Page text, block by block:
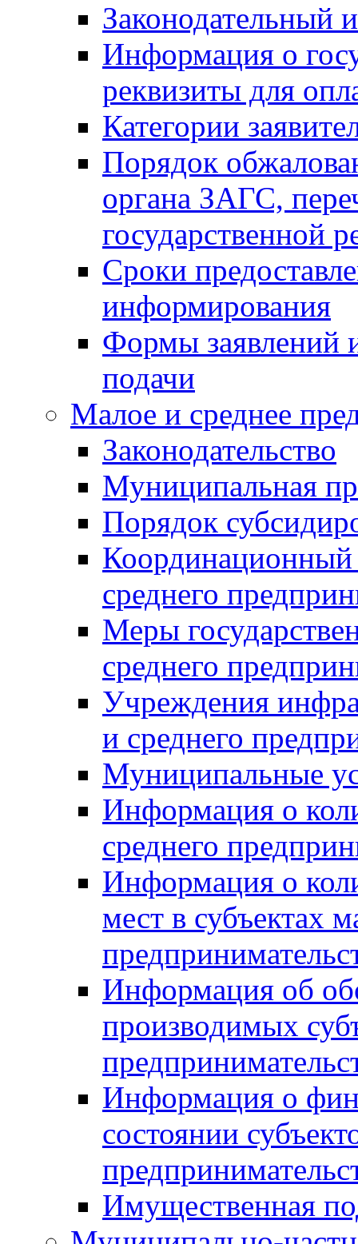
Законодательный
Информация о
реквизиты для
Категории
Порядок
органа ЗАГС,
государственной
Сроки
информирования
Формы заявлений
подачи
Малое и среднее
Законодательство
Муниципальная
Порядок
Координационный
среднего
Меры
среднего
Учреждения
и среднего
Муниципальные
Информация о
среднего
Информация о
мест в субъектах
Информация об
производимых
Информация о
состоянии
Имущественная